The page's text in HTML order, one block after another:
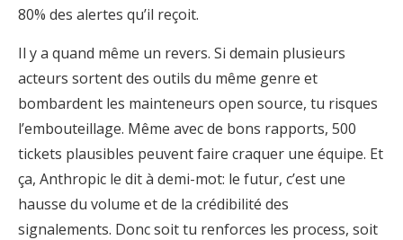
80% des alertes qu’il reçoit.
Il y a quand même un revers. Si demain plusieurs
acteurs sortent des outils du même genre et
bombardent les mainteneurs open source, tu risques
l’embouteillage. Même avec de bons rapports, 500
tickets plausibles peuvent faire craquer une équipe. Et
ça, Anthropic le dit à demi-mot: le futur, c’est une
hausse du volume et de la crédibilité des
signalements. Donc soit tu renforces les process, soit